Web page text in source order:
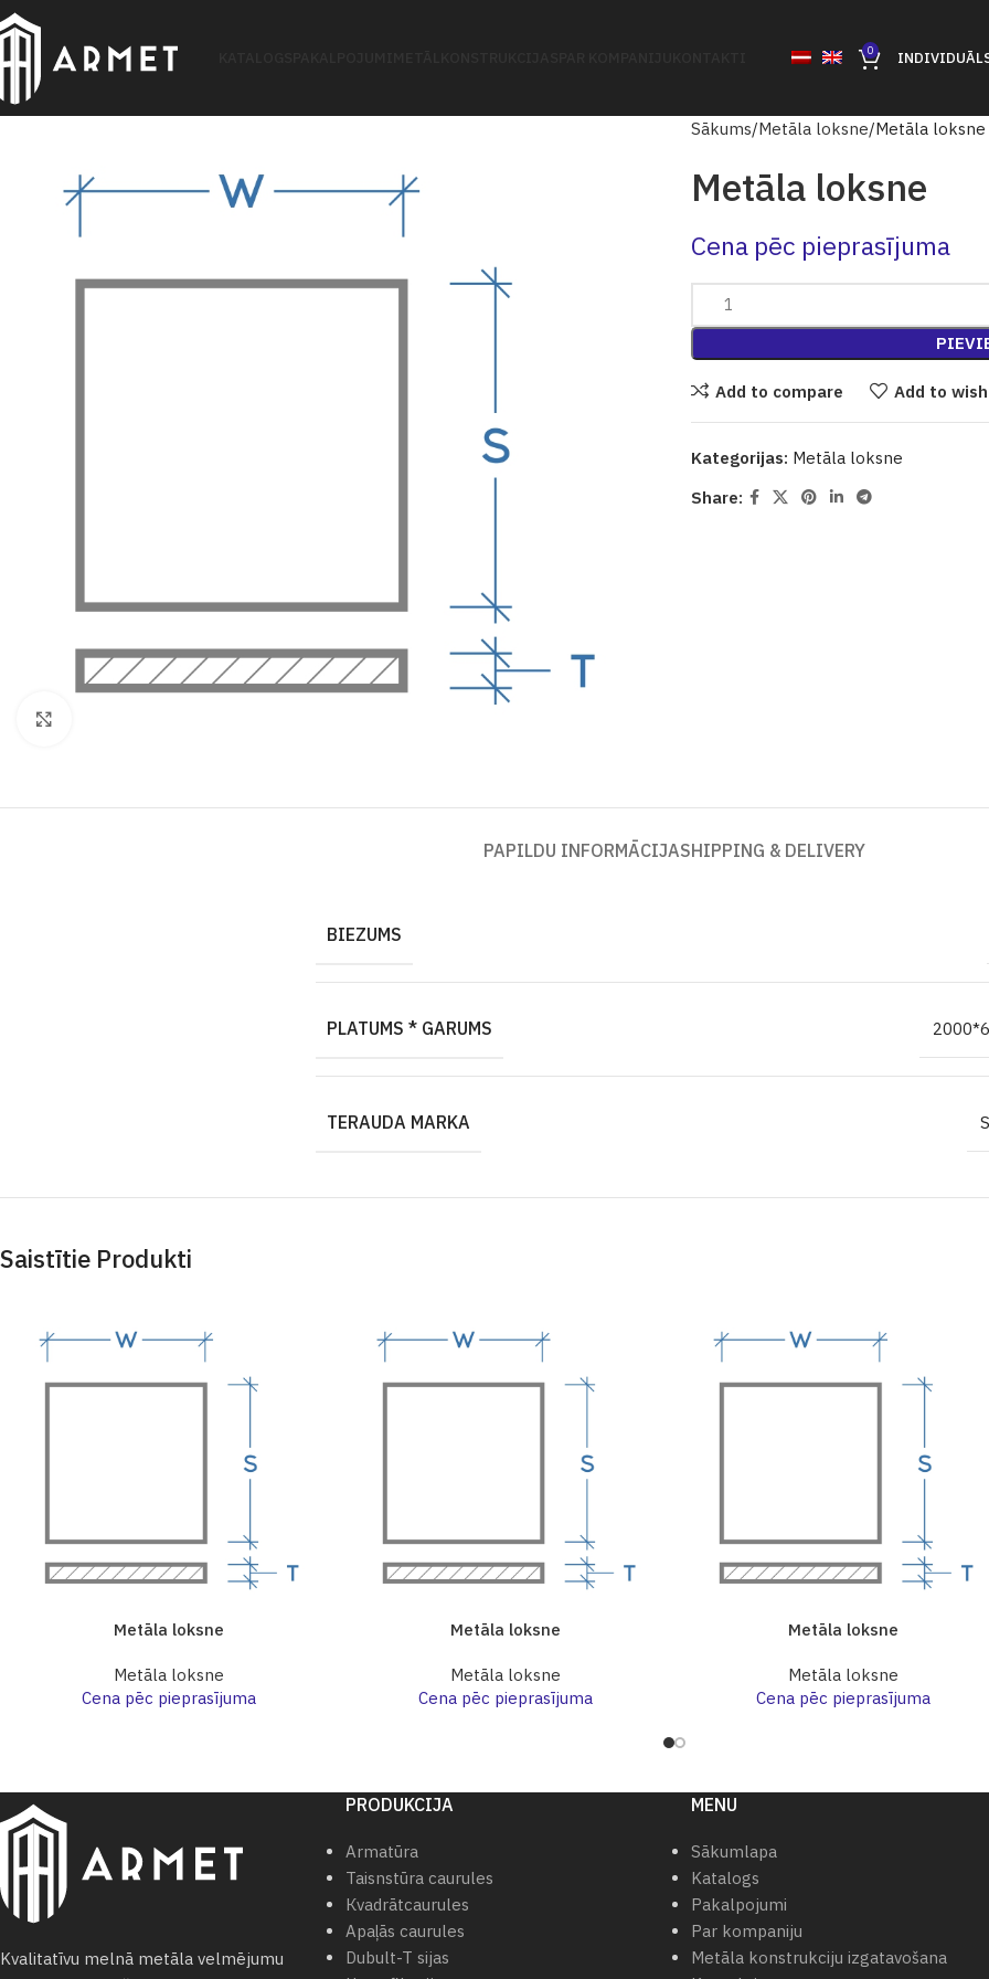
0
Sākums Metāla loksne Metāla loksne
Metāla loksne
Cena pēc pieprasījuma
Add to compare Add to
Kategorijas: Metāla loksne
Share:
PAPILDU INFORMĀCIJASHIPPING & DELIVERY
BIEZUMS
PLATUMS * GARUMS
TERAUDA MARKA
Saistītie Produkti
Metāla loksne
Metāla loksne
Cena pēc pieprasījuma
Metāla loksne
Metāla loksne
Cena pēc pieprasījuma
Metāla loksne
Metāla loksne
Cena pēc pieprasījuma
Kvalitatīvu melnā metāla velmējumu
PRODUKCIJA
Armatūra
Taisnstūra caurules
Кvadrātcaurules
Apaļās caurules
Dubult-T sijas
MENU
Sākumlapa
Katalogs
Pakalpojumi
Par kompaniju
Metāla konstrukciju izgatavošana